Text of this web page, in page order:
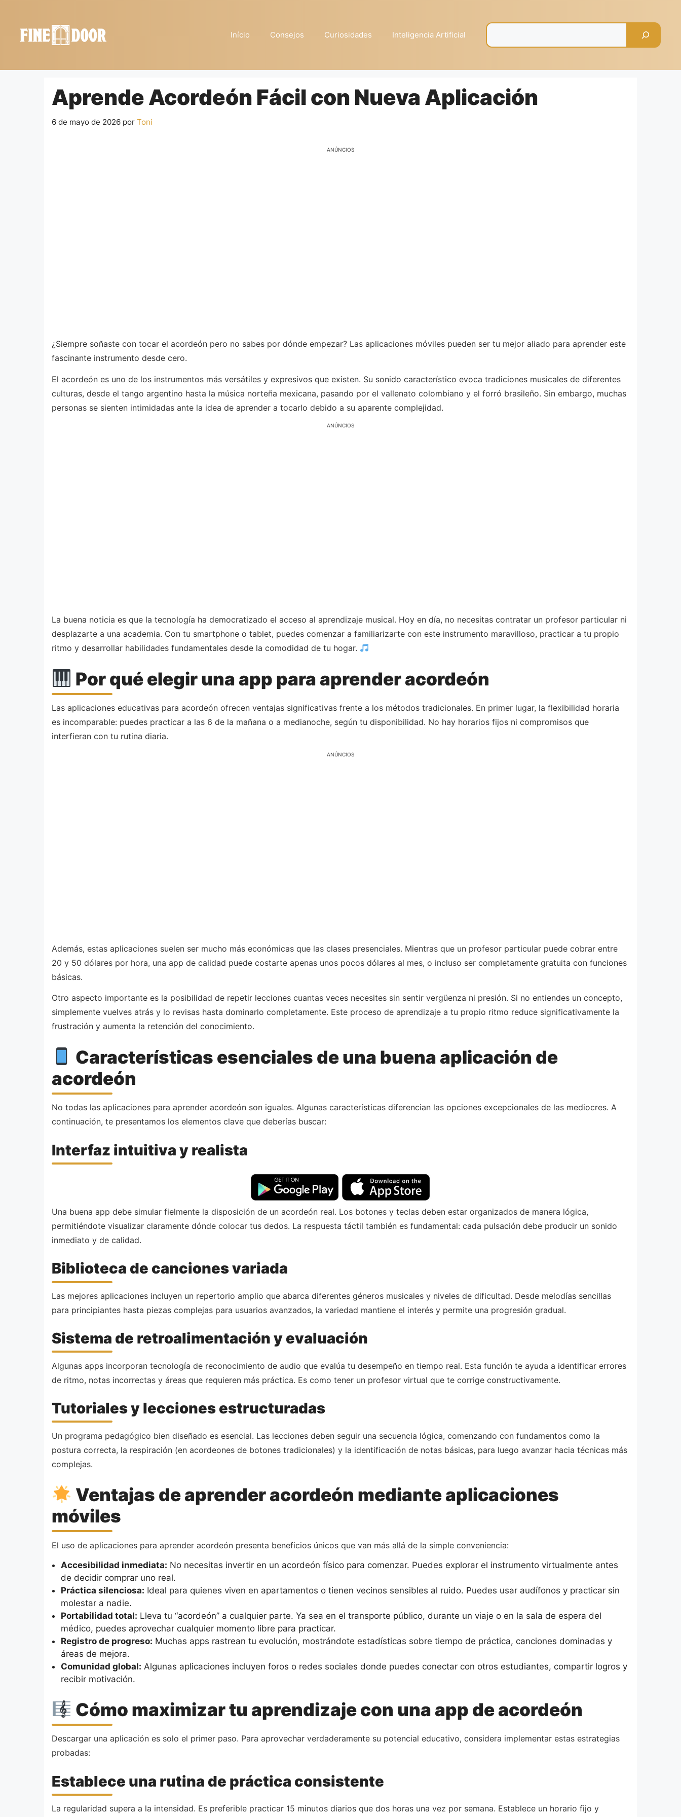
contenido
Início Consejos Curiosidades Inteligencia Artificial
Aprende Acordeón Fácil con Nueva Aplicación
6 de mayo de 2026 por Toni
ANÚNCIOS
¿Siempre soñaste con tocar el acordeón pero no sabes por dónde empezar? Las aplicaciones móviles pueden ser tu mejor aliado para aprender este
fascinante instrumento desde cero.
El acordeón es uno de los instrumentos más versátiles y expresivos que existen. Su sonido característico evoca tradiciones musicales de diferentes
culturas, desde el tango argentino hasta la música norteña mexicana, pasando por el vallenato colombiano y el forró brasileño. Sin embargo, muchas
personas se sienten intimidadas ante la idea de aprender a tocarlo debido a su aparente complejidad.
ANÚNCIOS
La buena noticia es que la tecnología ha democratizado el acceso al aprendizaje musical. Hoy en día, no necesitas contratar un profesor particular ni
desplazarte a una academia. Con tu smartphone o tablet, puedes comenzar a familiarizarte con este instrumento maravilloso, practicar a tu propio
ritmo y desarrollar habilidades fundamentales desde la comodidad de tu hogar.
Por qué elegir una app para aprender acordeón
Las aplicaciones educativas para acordeón ofrecen ventajas significativas frente a los métodos tradicionales. En primer lugar, la flexibilidad horaria
es incomparable: puedes practicar a las 6 de la mañana o a medianoche, según tu disponibilidad. No hay horarios fijos ni compromisos que
interfieran con tu rutina diaria.
ANÚNCIOS
Además, estas aplicaciones suelen ser mucho más económicas que las clases presenciales. Mientras que un profesor particular puede cobrar entre
20 y 50 dólares por hora, una app de calidad puede costarte apenas unos pocos dólares al mes, o incluso ser completamente gratuita con funciones
básicas.
Otro aspecto importante es la posibilidad de repetir lecciones cuantas veces necesites sin sentir vergüenza ni presión. Si no entiendes un concepto,
simplemente vuelves atrás y lo revisas hasta dominarlo completamente. Este proceso de aprendizaje a tu propio ritmo reduce significativamente la
frustración y aumenta la retención del conocimiento.
Características esenciales de una buena aplicación de
acordeón
No todas las aplicaciones para aprender acordeón son iguales. Algunas características diferencian las opciones excepcionales de las mediocres. A
continuación, te presentamos los elementos clave que deberías buscar:
Interfaz intuitiva y realista
Una buena app debe simular fielmente la disposición de un acordeón real. Los botones y teclas deben estar organizados de manera lógica,
permitiéndote visualizar claramente dónde colocar tus dedos. La respuesta táctil también es fundamental: cada pulsación debe producir un sonido
inmediato y de calidad.
Biblioteca de canciones variada
Las mejores aplicaciones incluyen un repertorio amplio que abarca diferentes géneros musicales y niveles de dificultad. Desde melodías sencillas
para principiantes hasta piezas complejas para usuarios avanzados, la variedad mantiene el interés y permite una progresión gradual.
Sistema de retroalimentación y evaluación
Algunas apps incorporan tecnología de reconocimiento de audio que evalúa tu desempeño en tiempo real. Esta función te ayuda a identificar errores
de ritmo, notas incorrectas y áreas que requieren más práctica. Es como tener un profesor virtual que te corrige constructivamente.
Tutoriales y lecciones estructuradas
Un programa pedagógico bien diseñado es esencial. Las lecciones deben seguir una secuencia lógica, comenzando con fundamentos como la
postura correcta, la respiración (en acordeones de botones tradicionales) y la identificación de notas básicas, para luego avanzar hacia técnicas más
complejas.
Ventajas de aprender acordeón mediante aplicaciones
móviles
El uso de aplicaciones para aprender acordeón presenta beneficios únicos que van más allá de la simple conveniencia:
Accesibilidad inmediata: No necesitas invertir en un acordeón físico para comenzar. Puedes explorar el instrumento virtualmente antes
de decidir comprar uno real.
Práctica silenciosa: Ideal para quienes viven en apartamentos o tienen vecinos sensibles al ruido. Puedes usar audífonos y practicar sin
molestar a nadie.
Portabilidad total: Lleva tu “acordeón” a cualquier parte. Ya sea en el transporte público, durante un viaje o en la sala de espera del
médico, puedes aprovechar cualquier momento libre para practicar.
Registro de progreso: Muchas apps rastrean tu evolución, mostrándote estadísticas sobre tiempo de práctica, canciones dominadas y
áreas de mejora.
Comunidad global: Algunas aplicaciones incluyen foros o redes sociales donde puedes conectar con otros estudiantes, compartir logros y
recibir motivación.
Cómo maximizar tu aprendizaje con una app de acordeón
Descargar una aplicación es solo el primer paso. Para aprovechar verdaderamente su potencial educativo, considera implementar estas estrategias
probadas:
Establece una rutina de práctica consistente
La regularidad supera a la intensidad. Es preferible practicar 15 minutos diarios que dos horas una vez por semana. Establece un horario fijo y